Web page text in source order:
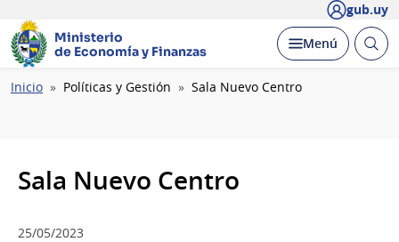
gub.uy
Ministerio
de Economía y Finanzas
Desplegar
Menú Abrir
Ruta
Inicio Políticas y Gestión Sala Nuevo Centro
Sala Nuevo Centro
25/05/2023